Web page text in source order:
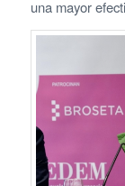
una mayor